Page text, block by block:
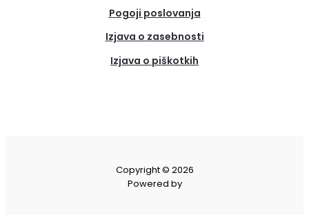
Pogoji poslovanja
Izjava o zasebnosti
Izjava o piškotkih
Copyright © 2026
Powered by